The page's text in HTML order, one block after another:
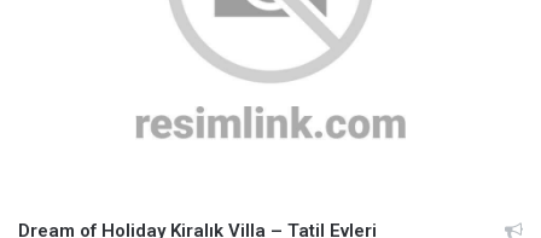
Dream of Holiday Kiralık Villa – Tatil Evleri